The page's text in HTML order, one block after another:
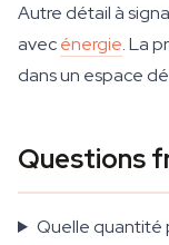
Autre détail à
avecénergie. La
dans un espace
Questions
Quelle quantité